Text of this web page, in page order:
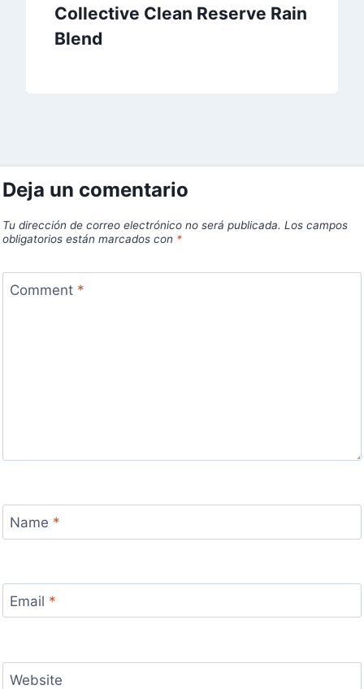
Collective Clean Reserve Rain
Blend
Deja un comentario
Tu dirección de correo electrónico no será publicada. Los campos
obligatorios están marcados con *
Comment *
Name *
Email *
Website